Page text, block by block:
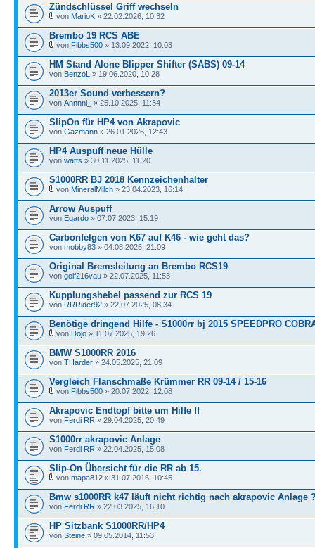
Zündschlüssel Griff wechseln
von MarioK » 22.02.2026, 10:32
Brembo 19 RCS ABE
von Fibbs500 » 13.09.2022, 10:03
HM Stand Alone Blipper Shifter (SABS) 09-14
von BenzoL » 19.06.2020, 10:28
2013er Sound verbessern?
von Annnni_ » 25.10.2025, 11:34
SlipOn für HP4 von Akrapovic
von Gazmann » 26.01.2026, 12:43
HP4 Auspuff neue Hülle
von watts » 30.11.2025, 11:20
S1000RR BJ 2018 Kennzeichenhalter
von MineralMilch » 23.04.2023, 16:14
Arrow Auspuff
von Egardo » 07.07.2023, 15:19
Carbonfelgen von K67 auf K46 - wie geht das?
von mobby83 » 04.08.2025, 21:09
Original Bremsleitung an Brembo RCS19
von golf216vau » 22.07.2025, 11:53
Kupplungshebel passend zur RCS 19
von RRRider92 » 22.07.2025, 08:34
Benötige dringend Hilfe - S1000rr bj 2015 SPEEDPRO
von Dojo » 11.07.2025, 19:26
BMW S1000RR 2016
von THarder » 24.05.2025, 21:09
Vergleich Flanschmaße Krümmer RR 09-14 / 15-16
von Fibbs500 » 20.07.2022, 12:08
Akrapovic Endtopf bitte um Hilfe !!
von Ferdi RR » 29.04.2025, 20:49
S1000rr akrapovic Anlage
von Ferdi RR » 22.04.2025, 15:08
Slip-On Übersicht für die RR ab 15.
von mapa812 » 31.07.2016, 10:45
Bmw s1000RR k47 läuft nicht richtig nach akrapovic Anlage
von Ferdi RR » 22.03.2025, 16:10
HP Sitzbank S1000RR/HP4
von Steine » 09.05.2014, 11:53